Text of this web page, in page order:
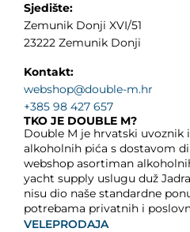
Sjedište:
Zemunik Donji XVI/51
23222 Zemunik Donji
Kontakt:
webshop@double-m.hr
+385 98 427 657
TKO JE DOUBLE M?
Double M je hrvatski
alkoholnih pića s dostavom
webshop asortiman
yacht supply uslugu duž
nisu dio naše standardne
potrebama privatnih i
VELEPRODAJA